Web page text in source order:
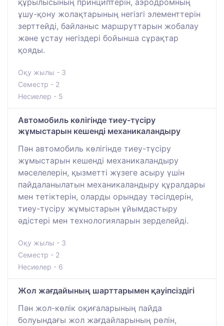
ұшу-қону жолақтарының негізгі элементтерін
зерттейді, байланыс маршруттарын жобалау
және ұстау негіздері бойынша сұрақтар
қояды.
Оқу жылы - 3
Семестр - 2
Несиелер - 5
Автомобиль көлігінде тиеу-түсіру
жұмыстарын кешенді механикаландыру
Пән автомобиль көлігінде тиеу-түсіру
жұмыстарын кешенді механикаландыру
мәселелерін, қызметті жүзеге асыру үшін
пайдаланылатын механикаландыру құралдары
мен тетіктерін, оларды орындау тәсілдерін,
тиеу-түсіру жұмыстарын ұйымдастыру
әдістері мен технологияларын зерделейді.
Оқу жылы - 3
Семестр - 2
Несиелер - 6
Жол жағдайының шарттарымен қауіпсіздігі
Пән жол-көлік оқиғаларының пайда
болуындағы жол жағдайларының рөлін,